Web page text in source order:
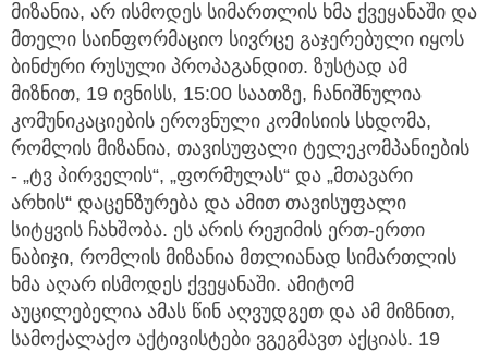
მიზანია, არ ისმოდეს სიმართლის ხმა ქვეყანაში და
მთელი საინფორმაციო სივრცე გაჯერებული იყოს
ბინძური რუსული პროპაგანდით. ზუსტად ამ
მიზნით, 19 ივნისს, 15:00 საათზე, ჩანიშნულია
კომუნიკაციების ეროვნული კომისიის სხდომა,
რომლის მიზანია, თავისუფალი ტელეკომპანიების
- „ტვ პირველის“, „ფორმულას“ და „მთავარი
არხის“ დაცენზურება და ამით თავისუფალი
სიტყვის ჩახშობა. ეს არის რეჟიმის ერთ-ერთი
ნაბიჯი, რომლის მიზანია მთლიანად სიმართლის
ხმა აღარ ისმოდეს ქვეყანაში. ამიტომ
აუცილებელია ამას წინ აღვუდგეთ და ამ მიზნით,
სამოქალაქო აქტივისტები ვგეგმავთ აქციას. 19